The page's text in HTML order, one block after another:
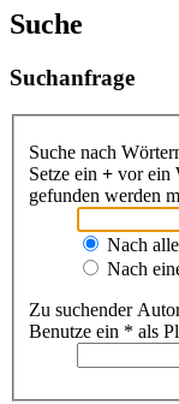
Suche
Suchanfrage
Suche nach
Setze ein + vor ein
gefunden werden
Nach
Nach
Zu suchender
Benutze ein * als